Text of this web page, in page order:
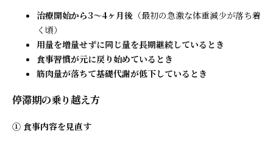
治療開始から3〜4ヶ月後 （最初の急激な体重減少が落ち着
く頃）
用量を増量せずに同じ量を長期継続しているとき
食事習慣が元に戻り始めているとき
筋肉量が落ちて基礎代謝が低下しているとき
停滞期の乗り越え方
① 食事内容を見直す